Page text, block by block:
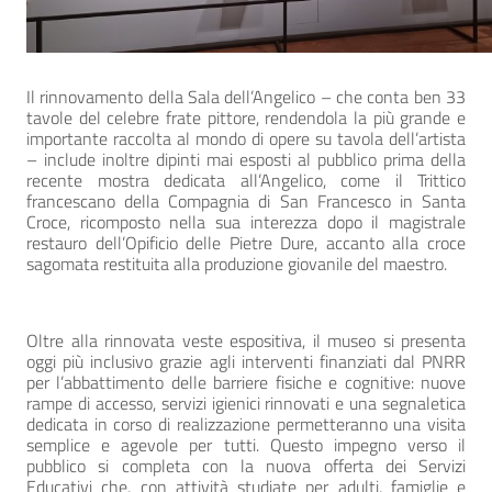
Il rinnovamento della Sala dell’Angelico – che conta ben 33
tavole del celebre frate pittore, rendendola la più grande e
importante raccolta al mondo di opere su tavola dell’artista
– include inoltre dipinti mai esposti al pubblico prima della
recente mostra dedicata all’Angelico, come il Trittico
francescano della Compagnia di San Francesco in Santa
Croce, ricomposto nella sua interezza dopo il magistrale
restauro dell’Opificio delle Pietre Dure, accanto alla croce
sagomata restituita alla produzione giovanile del maestro.
Oltre alla rinnovata veste espositiva, il museo si presenta
oggi più inclusivo grazie agli interventi finanziati dal PNRR
per l’abbattimento delle barriere fisiche e cognitive: nuove
rampe di accesso, servizi igienici rinnovati e una segnaletica
dedicata in corso di realizzazione permetteranno una visita
semplice e agevole per tutti. Questo impegno verso il
pubblico si completa con la nuova offerta dei Servizi
Educativi che, con attività studiate per adulti, famiglie e